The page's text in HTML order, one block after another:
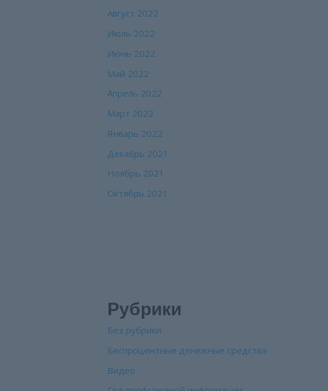
Август 2022
Июль 2022
Июнь 2022
Май 2022
Апрель 2022
Март 2022
Январь 2022
Декабрь 2021
Ноябрь 2021
Октябрь 2021
Рубрики
Без рубрики
Беспроцентные денежные средства
Видео